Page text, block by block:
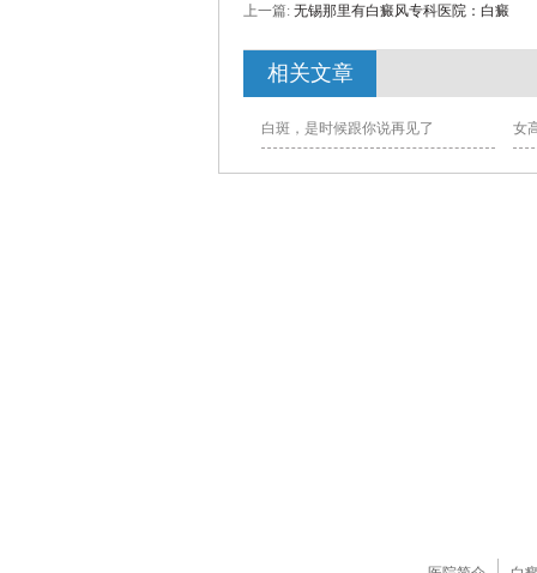
上一篇: 无锡那里有白癜风专科医院：白癜
相关文章
白斑，是时候跟你说再见了 女